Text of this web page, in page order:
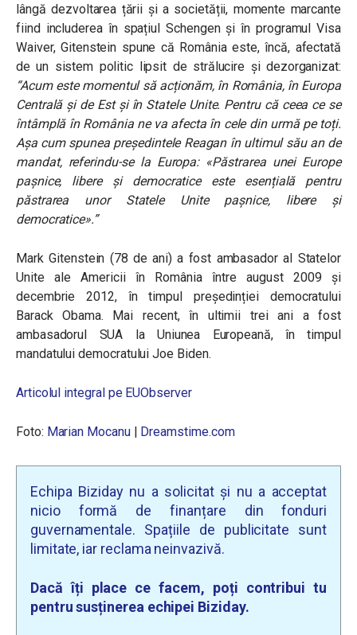
lângă dezvoltarea țării și a societății, momente marcante
fiind includerea în spațiul Schengen și în programul Visa
Waiver, Gitenstein spune că România este, încă, afectată
de un sistem politic lipsit de strălucire și dezorganizat:
“Acum este momentul să acționăm, în România, în Europa
Centrală și de Est și în Statele Unite. Pentru că ceea ce se
întâmplă în România ne va afecta în cele din urmă pe toți.
Așa cum spunea președintele Reagan în ultimul său an de
mandat, referindu-se la Europa: «Păstrarea unei Europe
pașnice, libere și democratice este esențială pentru
păstrarea unor Statele Unite pașnice, libere și
democratice».”
Mark Gitenstein (78 de ani) a fost ambasador al Statelor
Unite ale Americii în România între august 2009 și
decembrie 2012, în timpul președinției democratului
Barack Obama. Mai recent, în ultimii trei ani a fost
ambasadorul SUA la Uniunea Europeană, în timpul
mandatului democratului Joe Biden.
Articolul integral pe EUObserver
Foto: Marian Mocanu| Dreamstime.com
Echipa Biziday nu a solicitat și nu a acceptat
nicio formă de finanțare din fonduri
guvernamentale. Spațiile de publicitate sunt
limitate, iar reclama neinvazivă.
Dacă îți place ce facem, poți contribui tu
pentru susținerea echipei Biziday.